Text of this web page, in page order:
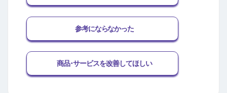
参考にならなかった
商品･サービスを改善してほしい